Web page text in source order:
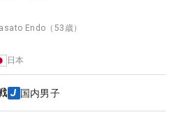
Endo （53歳）
日本
国内男子